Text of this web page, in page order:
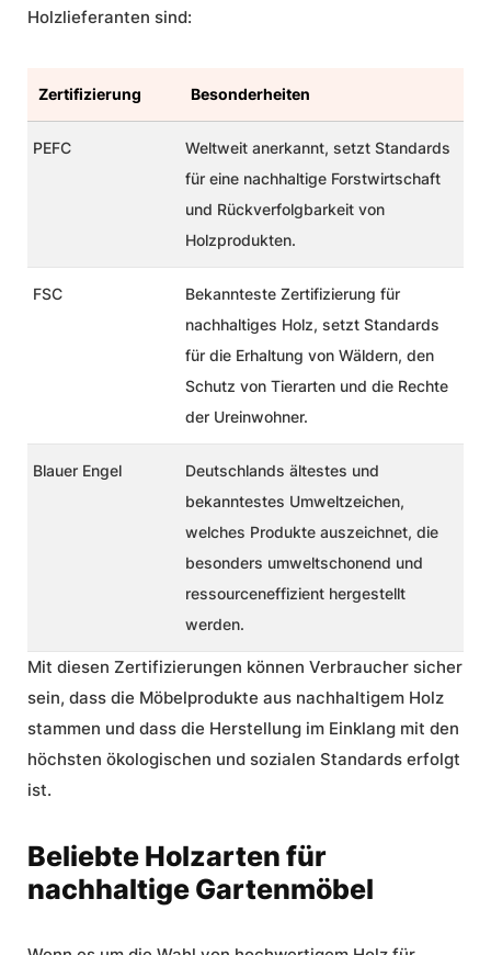
Holzlieferanten sind:
Zertifizierung Besonderheiten
PEFC
Weltweit anerkannt, setzt Standards
für eine nachhaltige Forstwirtschaft
und Rückverfolgbarkeit von
Holzprodukten.
FSC
Bekannteste Zertifizierung für
nachhaltiges Holz, setzt Standards
für die Erhaltung von Wäldern, den
Schutz von Tierarten und die Rechte
der Ureinwohner.
Blauer Engel
Deutschlands ältestes und
bekanntestes Umweltzeichen,
welches Produkte auszeichnet, die
besonders umweltschonend und
ressourceneffizient hergestellt
werden.
Mit diesen Zertifizierungen können Verbraucher sicher
sein, dass die Möbelprodukte aus nachhaltigem Holz
stammen und dass die Herstellung im Einklang mit den
höchsten ökologischen und sozialen Standards erfolgt
ist.
Beliebte Holzarten für
nachhaltige Gartenmöbel